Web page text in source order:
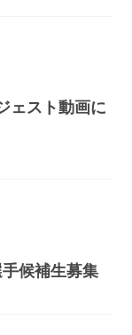
ェスト動画に
候補生募集